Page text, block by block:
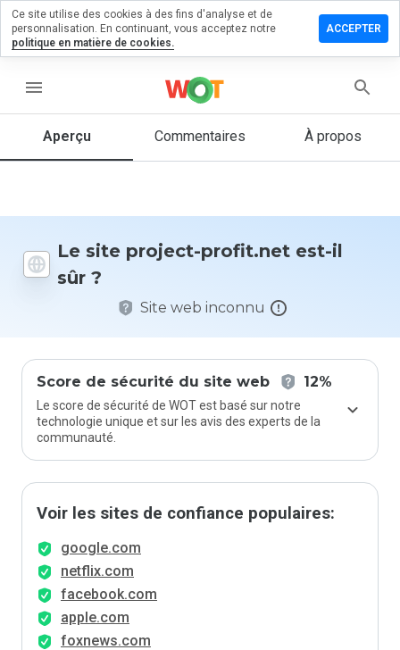
menu
Aperçu Commentaires À propos
Le site project-profit.net est-il
sûr ?
Site web inconnu
Score de sécurité du site web 12%
Le score de sécurité de WOT est basé sur notre
technologie unique et sur les avis des experts de la
communauté.
Voir les sites de confiance populaires:
google.com
netflix.com
facebook.com
apple.com
foxnews.com
un
1 et 5
vous à ce
site ?
Ce site utilise des cookies à des fins d'analyse et de
personnalisation. En continuant, vous acceptez notre
politique en matière de cookies.
ACCEPTER